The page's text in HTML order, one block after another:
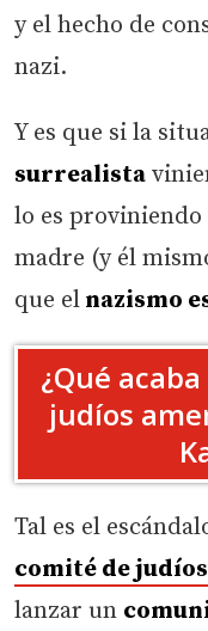
y el hecho de
nazi.
Y es que si la
surrealista
lo es
madre (y él
que el nazismo
¿Qué
judíos
Tal es el
comité de
lanzar un